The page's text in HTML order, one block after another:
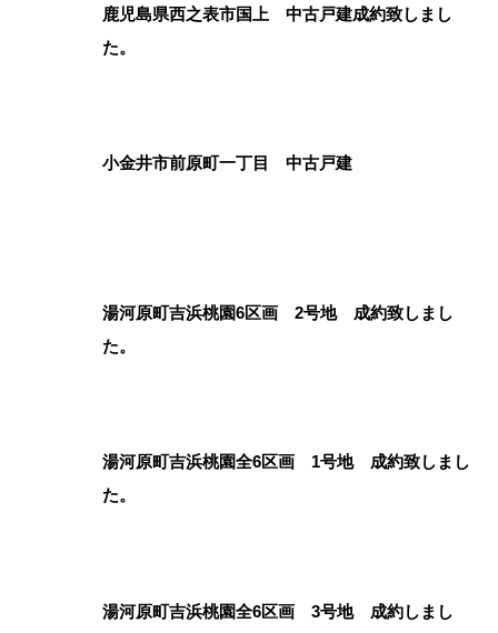
鹿児島県西之表市国上 中古戸建成約致しまし
た。
小金井市前原町一丁目 中古戸建
湯河原町吉浜桃園6区画 2号地 成約致しまし
た。
湯河原町吉浜桃園全6区画 1号地 成約致しまし
た。
湯河原町吉浜桃園全6区画 3号地 成約しまし